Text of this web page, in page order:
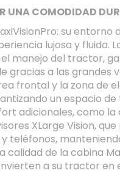
UNA COMODIDAD
su
lujosa y fluida.
manejo del tractor,
gracias a las
frontal y la zona de
un espacio
adicionales, como la
XLarge Vision,
de la cabina
a su tractor